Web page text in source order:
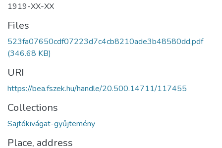
1919-XX-XX
Files
523fa07650cdf07223d7c4cb8210ade3b48580dd.pdf
(346.68 KB)
URI
https://bea.fszek.hu/handle/20.500.14711/117455
Collections
Sajtókivágat-gyűjtemény
Place, address